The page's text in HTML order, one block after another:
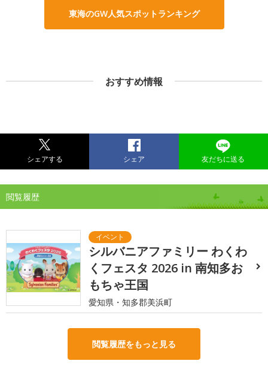
東海のGW人気スポットランキング
おすすめ情報
シェアする シェア 友だちに送る
閲覧履歴
シルバニアファミリー わくわ
くフェスタ 2026 in 南知多お
もちゃ王国
愛知県・知多郡美浜町
閲覧履歴をもっと見る